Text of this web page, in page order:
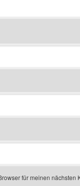
für meinen nächsten